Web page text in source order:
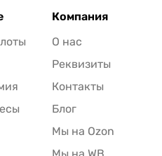
Компания
О нас
Реквизиты
Контакты
Блог
Мы на Ozon